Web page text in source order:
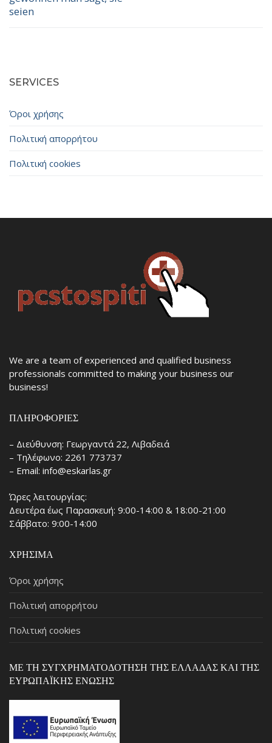
seien
SERVICES
Όροι χρήσης
Πολιτική απορρήτου
Πολιτική cookies
We are a team of experienced and qualified business
professionals committed to making your business our
business!
ΠΛΗΡΟΦΟΡΊΕΣ
– Διεύθυνση: Γεωργαντά 22, Λιβαδειά
– Τηλέφωνο: 2261 773737
– Email: info@eskarlas.gr
Ώρες λειτουργίας:
Δευτέρα έως Παρασκευή: 9:00-14:00 & 18:00-21:00
Σάββατο: 9:00-14:00
ΧΡΉΣΙΜΑ
Όροι χρήσης
Πολιτική απορρήτου
Πολιτική cookies
ΜΕ ΤΗ ΣΥΓΧΡΗΜΑΤΟΔΌΤΗΣΗ ΤΗΣ ΕΛΛΆΔΑΣ ΚΑΙ ΤΗΣ
ΕΥΡΩΠΑΪΚΉΣ ΈΝΩΣΗΣ